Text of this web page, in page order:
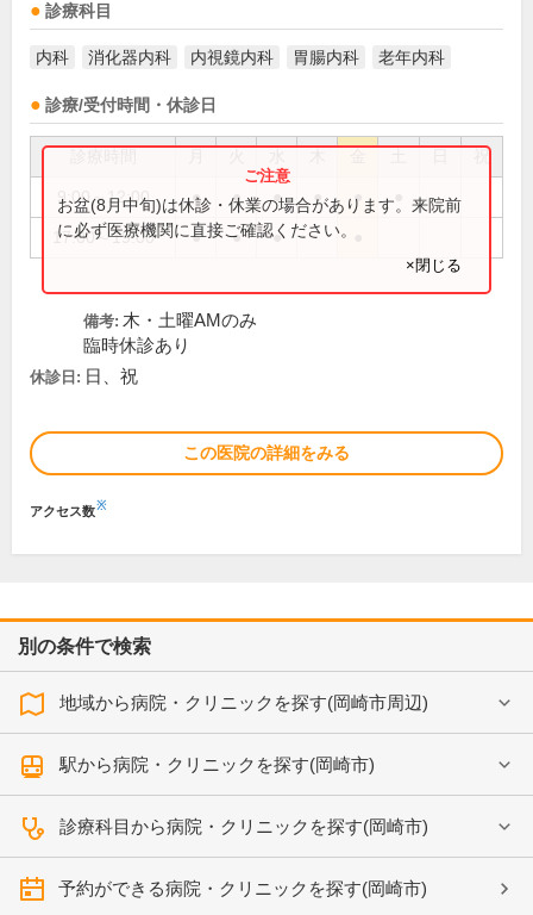
診療科目
内科 消化器内科 内視鏡内科 胃腸内科 老年内科
診療/受付時間・休診日
祝
9:00～12:00 ● ● ● ● ●
17:00～19:00 ● ● ●
お盆(8月中旬)は休診・休業の場合があります。来院前
に必ず医療機関に直接ご確認ください。
×閉じる
備考: 木・土曜AMのみ
臨時休診あり
休診日: 日、祝
この医院の詳細をみる
アクセス数※
別の条件で検索
地域から病院・クリニックを探す(岡崎市周辺)
駅から病院・クリニックを探す(岡崎市)
診療科目から病院・クリニックを探す(岡崎市)
予約ができる病院・クリニックを探す(岡崎市)